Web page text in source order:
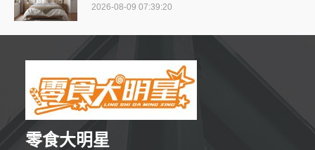
2026-08-09 07:39:20
零食大明星